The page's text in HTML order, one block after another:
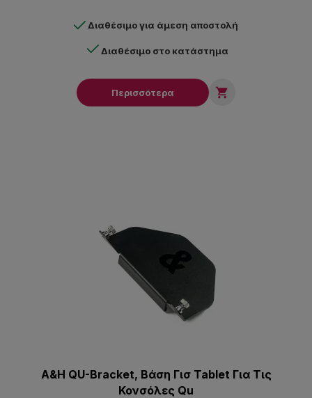
Διαθέσιμο για άμεση αποστολή
Διαθέσιμο στο κατάστημα
Περισσότερα 
A&H QU-Bracket, Βάση Γισ Tablet Για Τις
Κονσόλες Qu